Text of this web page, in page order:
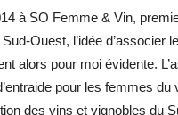
à SO Femme & Vin,
Ouest, l’idée d’associer
alors pour moi évidente.
pour les femmes du
des vins et vignobles du